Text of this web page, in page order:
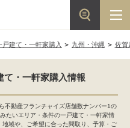
戸建て・一軒家購入 九州・沖縄 佐賀
て・一軒家購入情報
不動産フランチャイズ店舗数ナンバー1の
たいエリア・条件の一戸建て・一軒家情
域や、ご希望に合った間取り、予算・ご